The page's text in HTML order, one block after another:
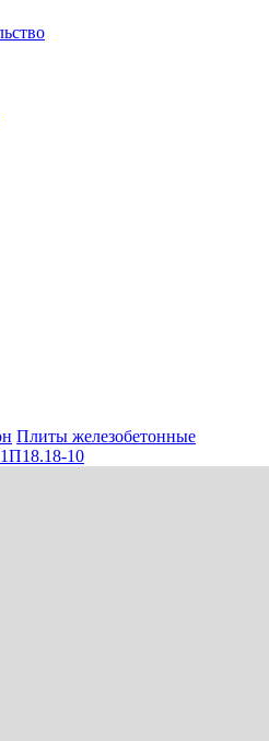
Плиты железобетонные
10